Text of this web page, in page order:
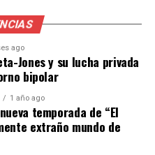
sugiere que la
para abordar el cambio
colaboración entre
recursos y
“Necesitamos un
esta amenaza global.”
y Futuro
ago
Jones y su lucha privada
bipolar
1 año ago
temporada de “El
extraño mundo de